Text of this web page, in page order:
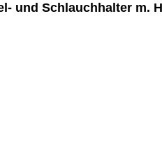
und Schlauchhalter m.